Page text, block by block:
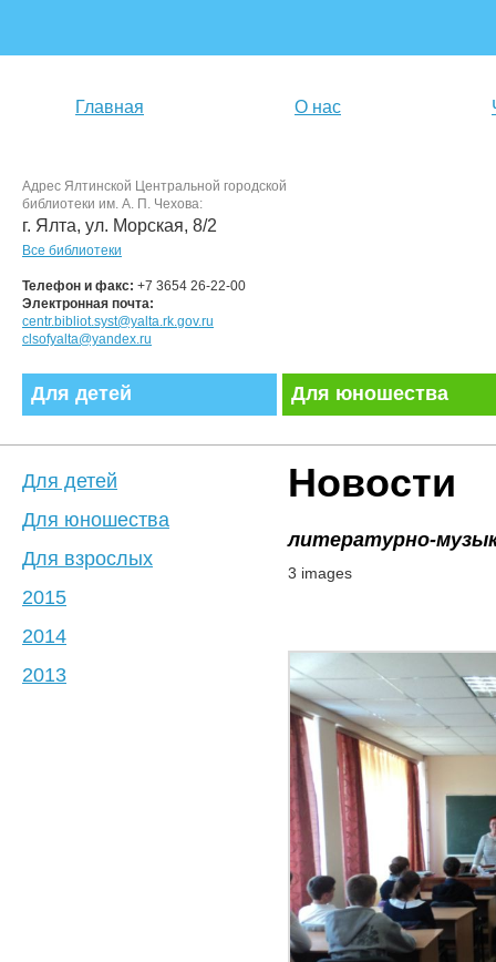
Главная О нас
Адрес Ялтинской Центральной городской
библиотеки им. А. П. Чехова:
г. Ялта, ул. Морская, 8/2
Все библиотеки
Телефон и факс: +7 3654 26-22-00
Электронная почта:
centr.bibliot.syst@yalta.rk.gov.ru
clsofyalta@yandex.ru
Для детей Для юношества
Новости
литературно-
3 images
Для детей
Для юношества
Для взрослых
2015
2014
2013